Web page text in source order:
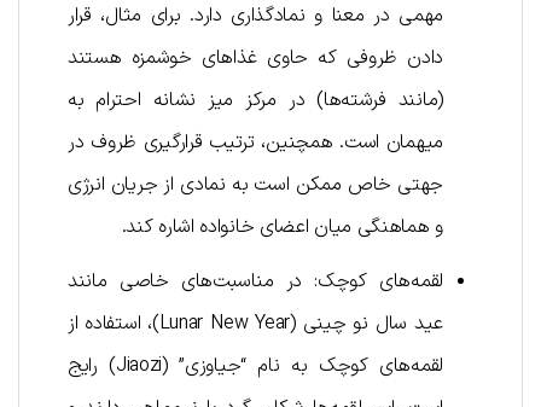
مهمی در معنا و نمادگذاری دارد. برای مثال، قرار
دادن ظروفی که حاوی غذاهای خوشمزه هستند
(مانند فرشته‌ها) در مرکز میز نشانه احترام به
میهمان است. همچنین، ترتیب قرارگیری ظروف در
جهتی خاص ممکن است به نمادی از جریان انرژی
و هماهنگی میان اعضای خانواده اشاره کند.
لقمه‌های کوچک: در مناسبت‌های خاصی مانند
عید سال نو چینی (Lunar New Year)، استفاده از
لقمه‌های کوچک به نام “جیاوزی” (Jiaozi) رایج